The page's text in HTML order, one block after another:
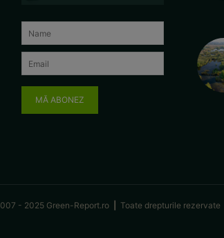
ABONAȚI-VĂ
MĂ ABONEZ
- 2025 Green-Report.ro Toate drepturile rezervate